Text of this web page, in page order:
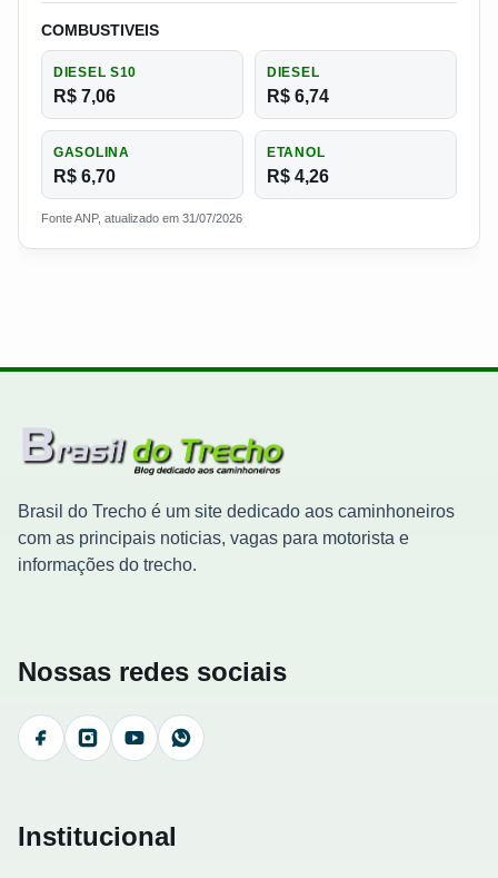
COMBUSTIVEIS
DIESEL S10
R$ 7,06
DIESEL
R$ 6,74
GASOLINA
R$ 6,70
ETANOL
R$ 4,26
Fonte ANP, atualizado em 31/07/2026
Brasil do Trecho é um site dedicado aos caminhoneiros
com as principais noticias, vagas para motorista e
informações do trecho.
Nossas redes sociais
FacebookInstagramYouTubeWhatsApp
Institucional